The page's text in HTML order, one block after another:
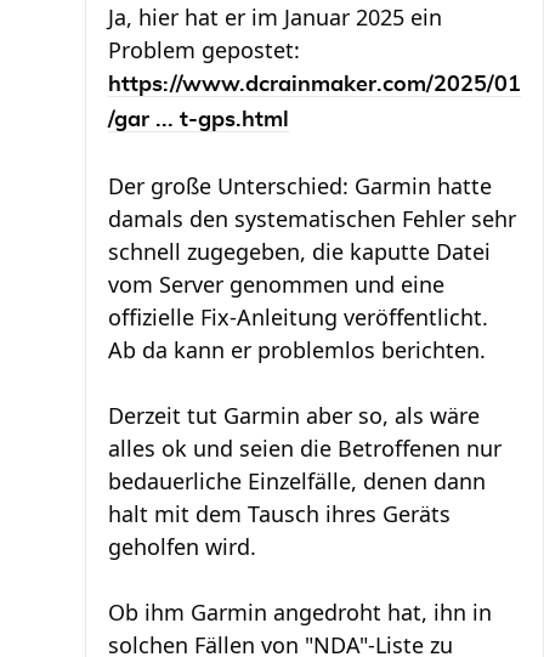
Ja, hier hat er im Januar 2025 ein
Problem gepostet:
https://www.dcrainmaker.com/2025/01
/gar ... t-gps.html
Der große Unterschied: Garmin hatte
damals den systematischen Fehler sehr
schnell zugegeben, die kaputte Datei
vom Server genommen und eine
offizielle Fix-Anleitung veröffentlicht.
Ab da kann er problemlos berichten.
Derzeit tut Garmin aber so, als wäre
alles ok und seien die Betroffenen nur
bedauerliche Einzelfälle, denen dann
halt mit dem Tausch ihres Geräts
geholfen wird.
Ob ihm Garmin angedroht hat, ihn in
solchen Fällen von "NDA"-Liste zu